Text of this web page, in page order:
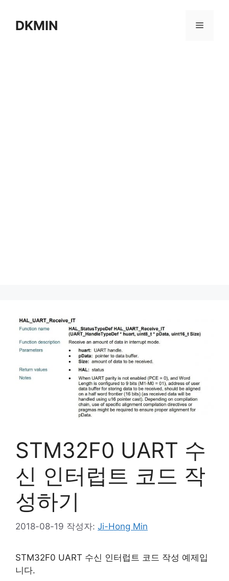
DKMIN 메
STM32F0 UART 수
신 인터럽트 코드 작
성하기
2018-08-19 작성자: Ji-Hong Min
STM32F0 UART 수신 인터럽트 코드 작성 예제입
니다.